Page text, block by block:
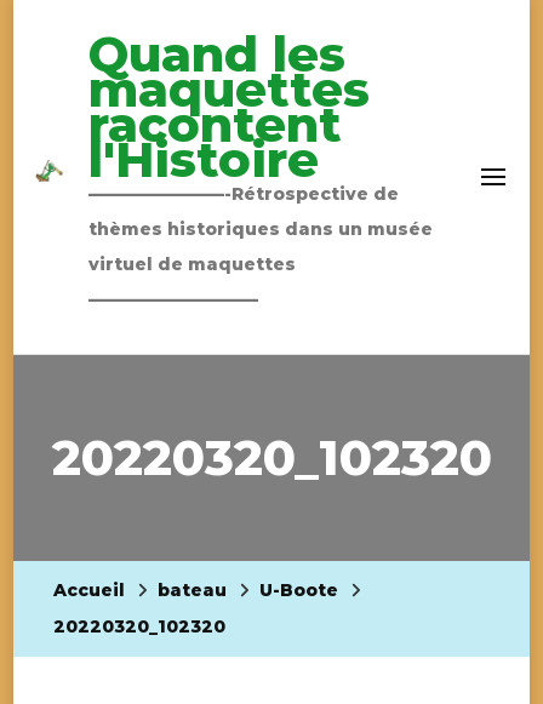
Quand les
maquettes
racontent
l'Histoire
————————-Rétrospective de
thèmes historiques dans un musée
virtuel de maquettes
——————————
20220320_102320
Accueil bateau
U-Boote
20220320_102320